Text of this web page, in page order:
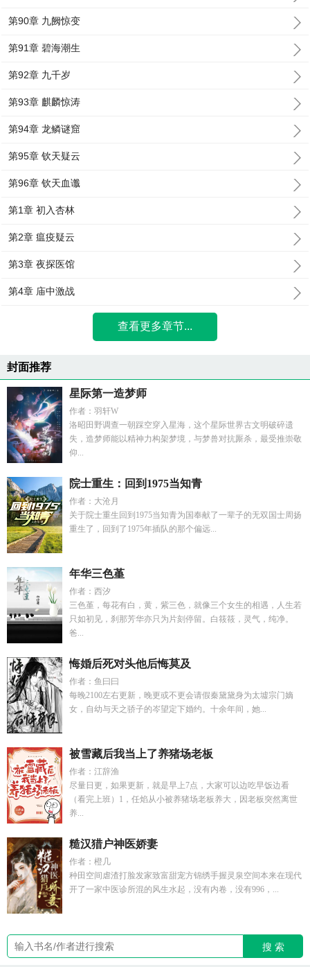
第90章 九阙惊变
第91章 碧海潮生
第92章 九千岁
第93章 麒麟惊涛
第94章 龙鳞谜窟
第95章 钦天疑云
第96章 钦天血谶
第1章 初入杏林
第2章 瘟疫疑云
第3章 夜探医馆
第4章 庙中激战
查看更多章节...
封面推荐
星际第一造梦师
作者：羽轩W
洛昭田野调查一朝踩空穿入星海，这个星际世界古文明破碎遗
失，造梦师能以精神力构架梦境，与梦兽对抗厮杀，最受推崇敬
仰...
院士重生：回到1975当知青
作者：大沧月
关于院士重生回到1975当知青为国奉献了一辈子的无双国士周扬
重生了，回到了1975年插队的那个偏远...
年华三色堇
作者：西汐
三色堇，每花有白，黄，紫三色，就像三个女生的相遇，人生若
只如初见，刹那芳华亦只为片刻停留。白筱筱，灵气，纯净。
爸...
悔婚后死对头他后悔莫及
作者：鱼曰曰
每晚2100左右更新，晚更或不更会请假秦黛黛身为太墟宗门嫡
女，自幼与天之骄子的岑望定下婚约。十余年间，她...
被雪藏后我当上了养猪场老板
作者：江辞渔
尽量日更，如果更新，就是早上7点，大家可以边吃早饭边看
（看完上班）1，任焰从小被养猪场老板养大，因老板突然离世
养...
糙汉猎户神医娇妻
作者：橙几
种田空间虐渣打脸发家致富甜宠方锦绣手握灵泉空间本来在现代
开了一家中医诊所混的风生水起，没有内卷，没有996，...
搜 索